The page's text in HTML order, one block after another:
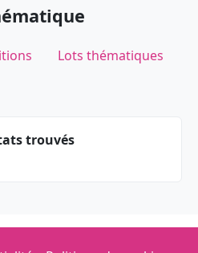
Lots thématiques
trouvés